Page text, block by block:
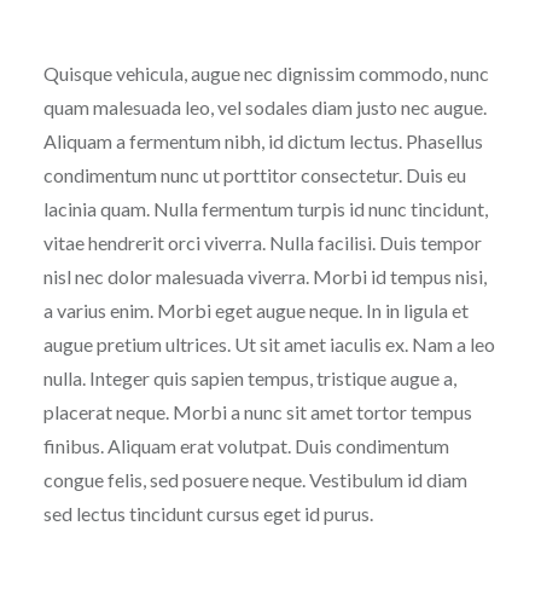
Quisque vehicula, augue nec dignissim commodo, nunc
quam malesuada leo, vel sodales diam justo nec augue.
Aliquam a fermentum nibh, id dictum lectus. Phasellus
condimentum nunc ut porttitor consectetur. Duis eu
lacinia quam. Nulla fermentum turpis id nunc tincidunt,
vitae hendrerit orci viverra. Nulla facilisi. Duis tempor
nisl nec dolor malesuada viverra. Morbi id tempus nisi,
a varius enim. Morbi eget augue neque. In in ligula et
augue pretium ultrices. Ut sit amet iaculis ex. Nam a leo
nulla. Integer quis sapien tempus, tristique augue a,
placerat neque. Morbi a nunc sit amet tortor tempus
finibus. Aliquam erat volutpat. Duis condimentum
congue felis, sed posuere neque. Vestibulum id diam
sed lectus tincidunt cursus eget id purus.